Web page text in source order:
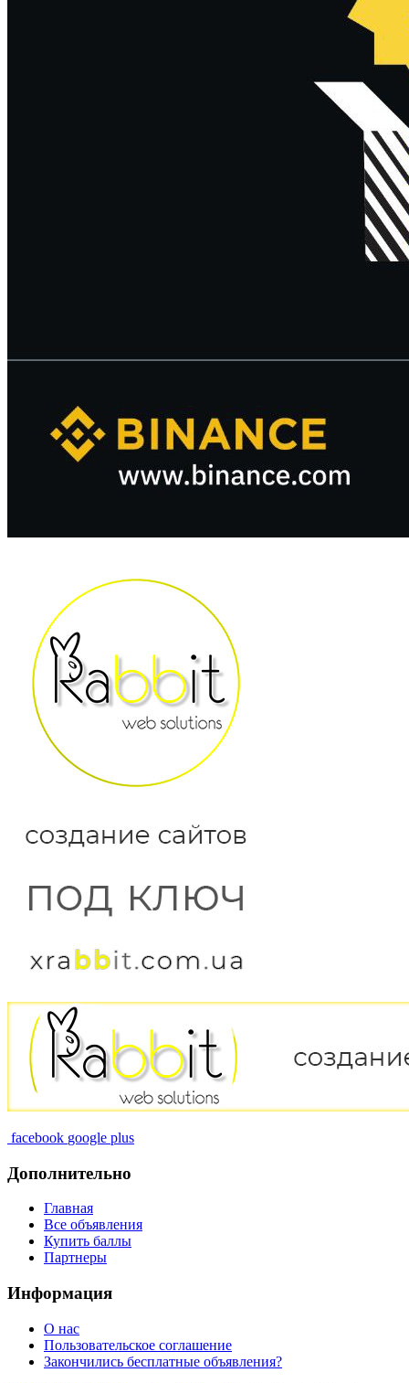
facebook google plus
Дополнительно
Главная
Все объявления
Купить баллы
Партнеры
Информация
О нас
Пользовательское соглашение
Закончились бесплатные объявления?